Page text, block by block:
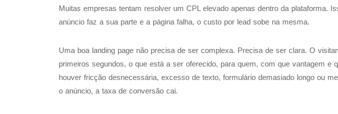
Muitas empresas tentam resolver um CPL elevado apenas dentro da plataforma.
anúncio faz a sua parte e a página falha, o custo por lead sobe na mesma.
Uma boa landing page não precisa de ser complexa. Precisa de ser clara. O
primeiros segundos, o que está a ser oferecido, para quem, com que vantagem e
houver fricção desnecessária, excesso de texto, formulário demasiado longo ou
o anúncio, a taxa de conversão cai.